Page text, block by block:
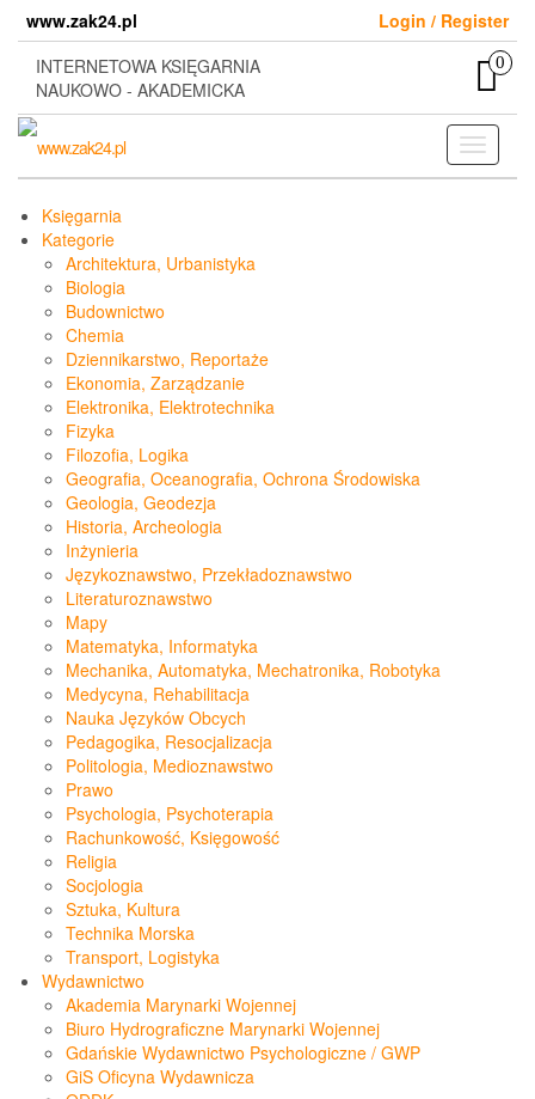
content
www.zak24.pl
Login / Register
INTERNETOWA KSIĘGARNIA
NAUKOWO - AKADEMICKA
0
Toggle
Księgarnia
Kategorie
Architektura, Urbanistyka
Biologia
Budownictwo
Chemia
Dziennikarstwo, Reportaże
Ekonomia, Zarządzanie
Elektronika, Elektrotechnika
Fizyka
Filozofia, Logika
Geografia, Oceanografia, Ochrona Środowiska
Geologia, Geodezja
Historia, Archeologia
Inżynieria
Językoznawstwo, Przekładoznawstwo
Literaturoznawstwo
Mapy
Matematyka, Informatyka
Mechanika, Automatyka, Mechatronika, Robotyka
Medycyna, Rehabilitacja
Nauka Języków Obcych
Pedagogika, Resocjalizacja
Politologia, Medioznawstwo
Prawo
Psychologia, Psychoterapia
Rachunkowość, Księgowość
Religia
Socjologia
Sztuka, Kultura
Technika Morska
Transport, Logistyka
Wydawnictwo
Akademia Marynarki Wojennej
Biuro Hydrograficzne Marynarki Wojennej
Gdańskie Wydawnictwo Psychologiczne / GWP
GiS Oficyna Wydawnicza